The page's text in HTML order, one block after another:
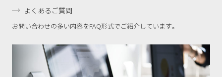
よくあるご質問
お問い合わせの多い内容をFAQ形式でご紹介しています。